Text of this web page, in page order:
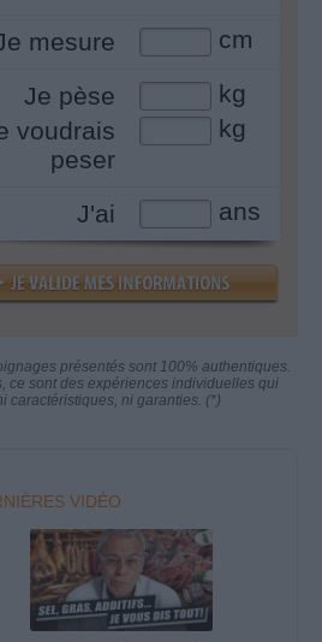
mesure cm
Je pèse
kg
voudrais
peser
kg
J'ai ans
présentés sont 100% authentiques.
ce sont des expériences individuelles qui
caractéristiques, ni garanties. (*)
VIDÉO